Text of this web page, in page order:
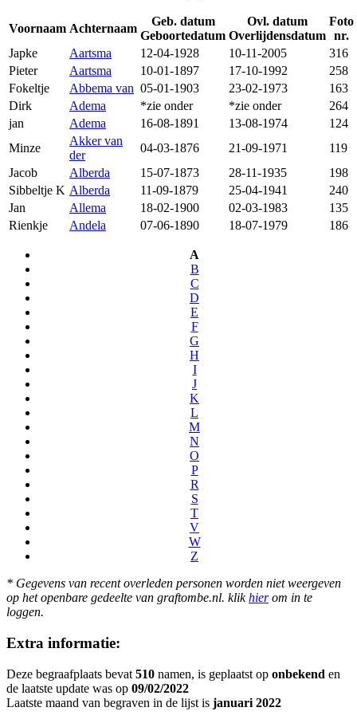
Voornaam Achternaam
Geb. datum
Geboortedatum
Ovl. datum
Overlijdensdatum
Foto
nr.
Japke
Aartsma 12-04-1928 10-11-2005
316
Pieter
Aartsma 10-01-1897 17-10-1992
258
Fokeltje
Abbema van 05-01-1903 23-02-1973
163
Dirk
Adema *zie onder *zie onder
264
jan
Adema 16-08-1891 13-08-1974
124
Minze
Akker van
der
04-03-1876 21-09-1971
119
Jacob
Alberda 15-07-1873 28-11-1935
198
Sibbeltje K Alberda 11-09-1879 25-04-1941
240
Jan
Allema 18-02-1900 02-03-1983
135
Rienkje
Andela 07-06-1890 18-07-1979 186
A
B
C
D
E
F
G
H
I
J
K
L
M
N
O
P
R
S
T
V
W
Z
* Gegevens van recent overleden personen worden niet weergeven
op het openbare gedeelte van graftombe.nl. klikhierom in te
loggen.
Extra informatie:
Deze begraafplaats bevat 510 namen, is geplaatst op onbekend en
de laatste update was op 09/02/2022
Laatste maand van begraven in de lijst is januari 2022